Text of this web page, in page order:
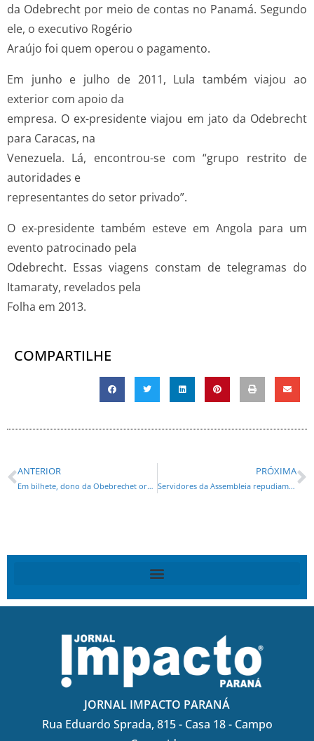
da Odebrecht por meio de contas no Panamá. Segundo
ele, o executivo Rogério
Araújo foi quem operou o pagamento.
Em junho e julho de 2011, Lula também viajou ao
exterior com apoio da
empresa. O ex-presidente viajou em jato da Odebrecht
para Caracas, na
Venezuela. Lá, encontrou-se com “grupo restrito de
autoridades e
representantes do setor privado”.
O ex-presidente também esteve em Angola para um
evento patrocinado pela
Odebrecht. Essas viagens constam de telegramas do
Itamaraty, revelados pela
Folha em 2013.
COMPARTILHE
ANTERIOR
Em bilhete, dono da Obebrechet ordena destruição de e-mail
PRÓXIMA
Servidores da Assembleia repudiam distorção da mídia ao anúncio de Traiano
JORNAL IMPACTO PARANÁ
Rua Eduardo Sprada, 815 - Casa 18 - Campo